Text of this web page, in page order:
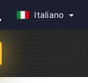
Italiano